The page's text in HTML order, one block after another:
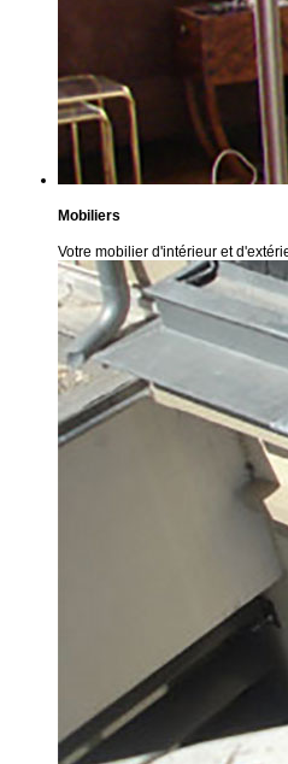
Mobiliers
Votre mobilier d'intérieur et